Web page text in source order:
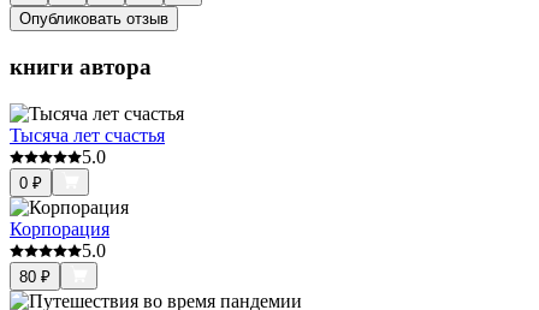
Опубликовать отзыв
книги автора
Тысяча лет счастья
5.0
0 ₽
Корпорация
5.0
80 ₽